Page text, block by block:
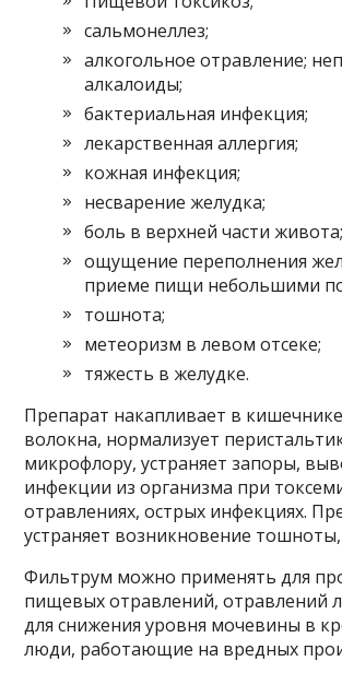
сальмонеллез;
алкогольное отравление;
алкалоиды;
бактериальная инфекция;
лекарственная аллергия;
кожная инфекция;
несварение желудка;
боль в верхней части живота;
ощущение переполнения
приеме пищи небольшими
тошнота;
метеоризм в левом отсеке;
тяжесть в желудке.
Препарат накапливает в
волокна, нормализует
микрофлору, устраняет запоры,
инфекции из организма при
отравлениях, острых инфекциях.
устраняет возникновение
Фильтрум можно применять для
пищевых отравлений, отравлений
для снижения уровня мочевины в
люди, работающие на вредных